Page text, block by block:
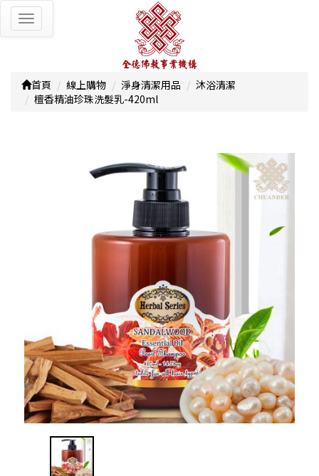
Toggle
navigation
首頁 線上購物 淨身清潔用品
沐浴清潔
檀香精油珍珠洗髮乳-420ml